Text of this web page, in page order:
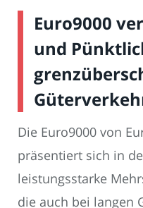
Euro9000
und
Die Euro9000 von
präsentiert sich in
leistungsstarke
die auch bei langen